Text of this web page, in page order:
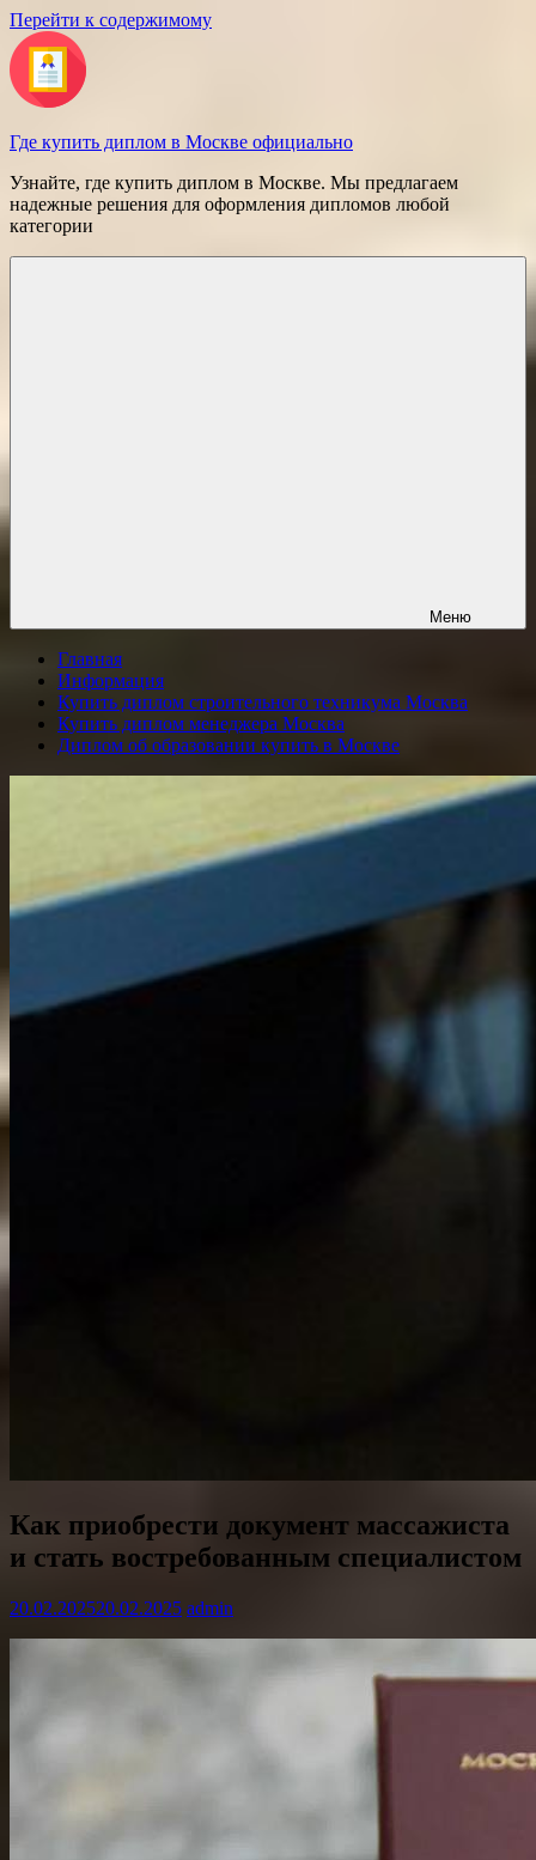
Перейти к содержимому
Где купить диплом в Москве официально
Узнайте, где купить диплом в Москве. Мы предлагаем
надежные решения для оформления дипломов любой
категории
Меню
Главная
Информация
Купить диплом строительного техникума Москва
Купить диплом менеджера Москва
Диплом об образовании купить в Москве
Как приобрести документ массажиста
и стать востребованным специалистом
20.02.202520.02.2025 admin